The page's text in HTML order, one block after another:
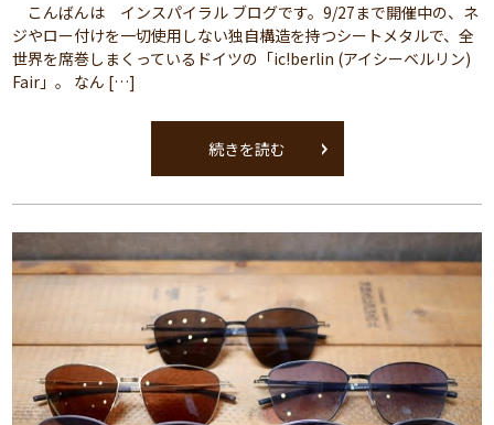
こんばんは インスパイラル ブログです。9/27まで開催中の、ネ
ジやロー付けを一切使用しない独自構造を持つシートメタルで、全
世界を席巻しまくっているドイツの「ic!berlin (アイシーベルリン)
Fair」。 なん […]
続きを読む